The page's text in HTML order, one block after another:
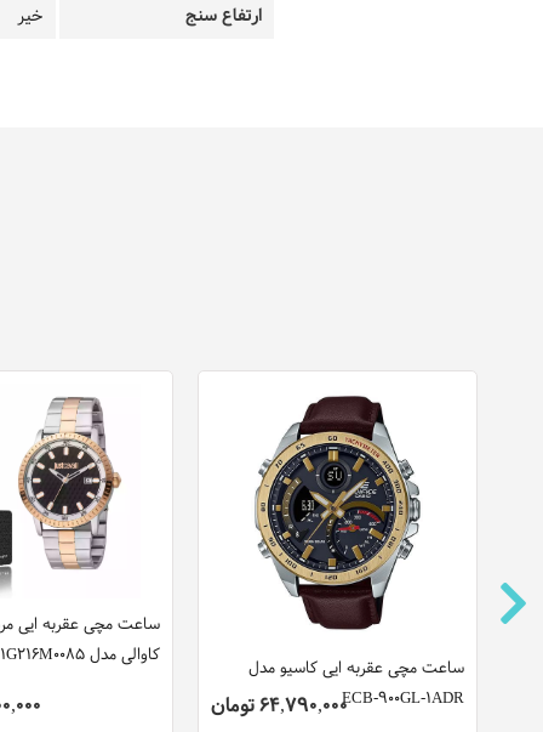
ارتفاع سنج
خیر
ساعت مچی عقربه ایی
کاوالی مدل JC1G216M0085
ساعت مچی عقربه ایی کاسیو مدل
ECB-900GL-1ADR64,790,000 تومان